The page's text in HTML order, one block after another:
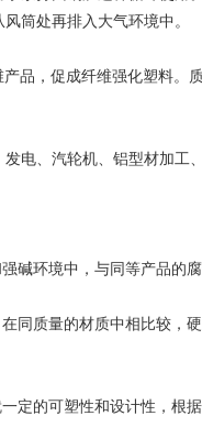
筒处再排入大气环境中。
品，促成纤维强化塑料。
电、汽轮机、铝型材加工
碱环境中，与同等产品的
同质量的材质中相比较，
定的可塑性和设计性，根